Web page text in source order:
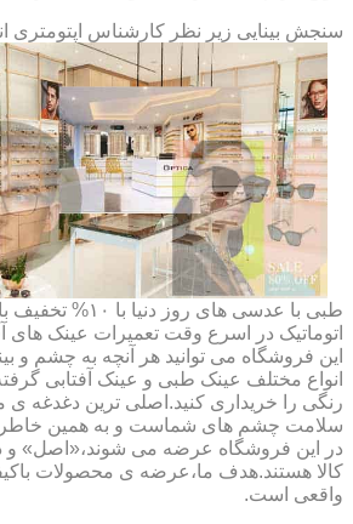
سنجش بینایی زیر نظر کارشناس اپتومتری
طبی با عدسی های روز
اتوماتیک در اسرع وقت تعمیرات عینک های
این فروشگاه می توانید هر آنچه به چشم و
انواع مختلف عینک طبی و عینک آفتابی
رنگی را خریداری کنید.اصلی ترین دغدغه
سلامت چشم های شماست و به همین خاطر
در این فروشگاه عرضه می شوند،«اصل» و
کالا هستند.هدف ما،عرضه ی محصولات
واقعی است.